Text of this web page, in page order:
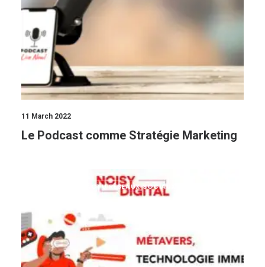
11 March 2022
Le Podcast comme Stratégie Marketing
ACTU RÉSEAUX SOCIAUX